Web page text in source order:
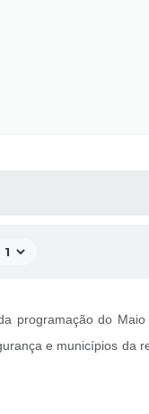
programação do
e municípios da